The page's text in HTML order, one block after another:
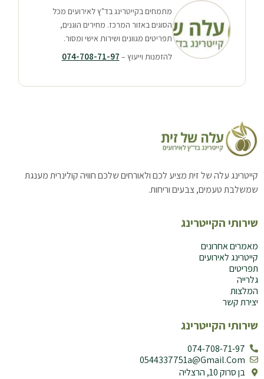
מתמחים בקייטרינג בד"ץ לאירועים מכל
הסוגים באזור המרכז. מחירים הוגנים,
תפריטים מגוונים ושירות אישי ומסור.
להזמנות וייעוץ – 074-708-71-97
קייטרינג עלה של זית מציע לכם ולאורחים שלכם חוויה קולינרית מענגת
שמשלבת טעמים, צבעים וריחות.
שירותי הקייטרינג
מאמרים אחרונים
קייטרינג לאירועים
תפריטים
גלרייה
המלצות
יצירת קשר
שירותי הקייטרינג
074-708-71-97
0544337751a@gmail.com
בן סרוק 10, הרצליה